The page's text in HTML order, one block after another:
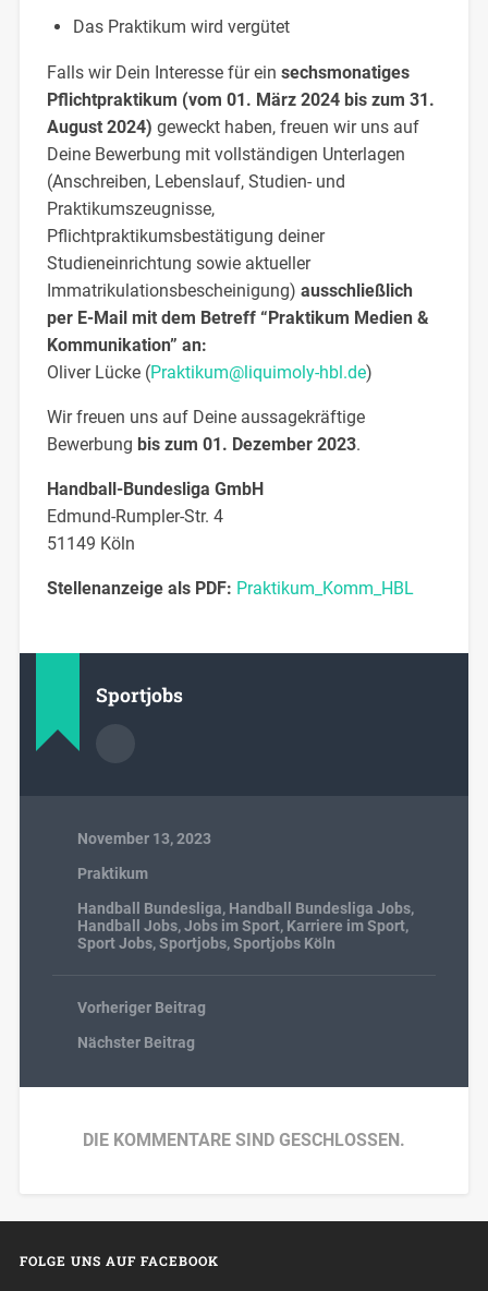
Das Praktikum wird vergütet
Falls wir Dein Interesse für ein sechsmonatiges
Pflichtpraktikum (vom 01. März 2024 bis zum 31.
August 2024) geweckt haben, freuen wir uns auf
Deine Bewerbung mit vollständigen Unterlagen
(Anschreiben, Lebenslauf, Studien- und
Praktikumszeugnisse,
Pflichtpraktikumsbestätigung deiner
Studieneinrichtung sowie aktueller
Immatrikulationsbescheinigung) ausschließlich
per E-Mail mit dem Betreff “Praktikum Medien &
Kommunikation” an:
Oliver Lücke (Praktikum@liquimoly-hbl.de)
Wir freuen uns auf Deine aussagekräftige
Bewerbung bis zum 01. Dezember 2023.
Handball-Bundesliga GmbH
Edmund-Rumpler-Str. 4
51149 Köln
Stellenanzeige als PDF: Praktikum_Komm_HBL
Sportjobs
November 13, 2023
Praktikum
Handball Bundesliga, Handball Bundesliga Jobs,
Handball Jobs,Jobs im Sport, Karriere im Sport,
Sport Jobs,Sportjobs,Sportjobs Köln
Vorheriger Beitrag
Nächster Beitrag
DIE KOMMENTARE SIND GESCHLOSSEN.
FOLGE UNS AUF FACEBOOK